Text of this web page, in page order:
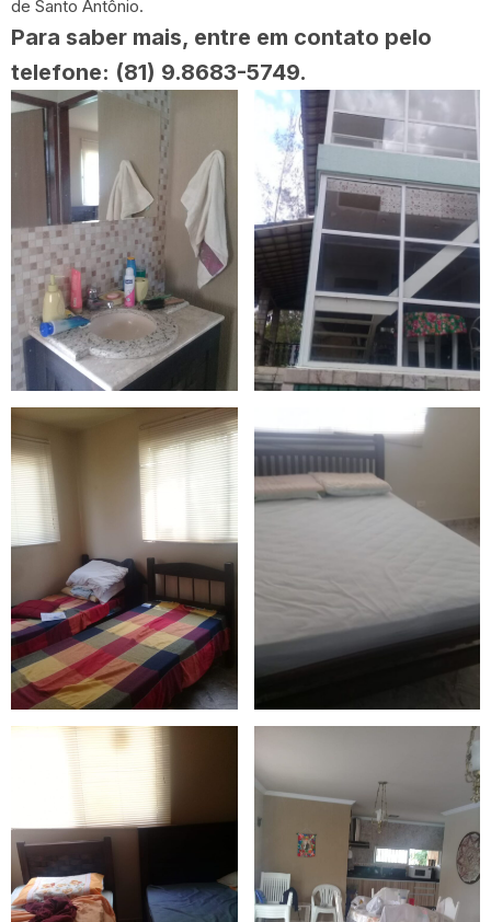
de Santo Antônio.
Para saber mais, entre em contato pelo
telefone: (81) 9.8683-5749.